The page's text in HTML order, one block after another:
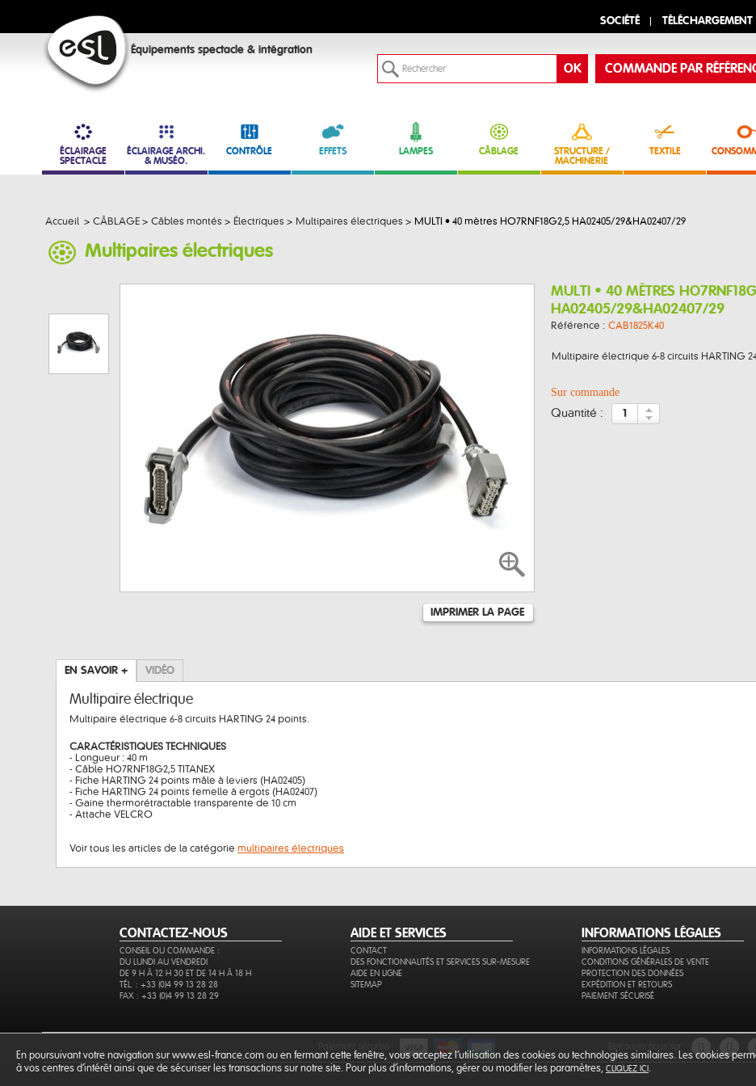
SOCIÉTÉ TÉLÉCHARGEMENT
Équipements spectacle & intégration
COMMANDE PAR
ÉCLAIRAGE
SPECTACLE
ÉCLAIRAGE ARCHI.
& MUSÉO.
CONTRÔLE EFFETS LAMPES CÂBLAGE
STRUCTURE /
MACHINERIE
TEXTILE
Accueil > CÂBLAGE > Câbles montés > Électriques > Multipaires électriques > MULTI • 40 mètres HO7RNF18G2,5 HA02405/29&HA02407/29
Multipaires électriques
IMPRIMER LA PAGE
MULTI • 40 MÈTRES
HA02405/29&HA02407/29
Référence : CAB1825K40
Multipaire électrique 6-8 circuits HARTING
Sur commande
quantité :
EN SAVOIR + VIDÉO
Multipaire électrique
Multipaire électrique 6-8 circuits HARTING 24 points.
CARACTÉRISTIQUES TECHNIQUES
- Longueur : 40 m
- Câble HO7RNF18G2,5 TITANEX
- Fiche HARTING 24 points mâle à leviers (HA02405)
- Fiche HARTING 24 points femelle à ergots (HA02407)
- Gaine thermorétractable transparente de 10 cm
- Attache VELCRO
Voir tous les articles de la catégorie multipaires électriques
CONTACTEZ-NOUS
CONSEIL OU COMMANDE :
DU LUNDI AU VENDREDI
DE 9 H À 12 H 30 ET DE 14 H À 18 H
TÉL. : +33 (0)4 99 13 28 28
FAX : +33 (0)4 99 13 28 29
AIDE ET SERVICES
CONTACT
DES FONCTIONNALITÉS ET SERVICES SUR-MESURE
AIDE EN LIGNE
SITEMAP
INFORMATIONS LÉGALES
INFORMATIONS LÉGALES
CONDITIONS GÉNÉRALES DE VENTE
PROTECTION DES DONNÉES
EXPÉDITION ET RETOURS
PAIEMENT SÉCURISÉ
En poursuivant votre navigation sur www.esl-france.com ou en fermant cette fenêtre, vous acceptez l’utilisation des cookies ou technologies similaires. Les cookies
à vos centres d'intérêt ainsi que de sécuriser les transactions sur notre site. Pour plus d'informations, gérer ou modifier les paramètres, CLIQUEZ ICI .